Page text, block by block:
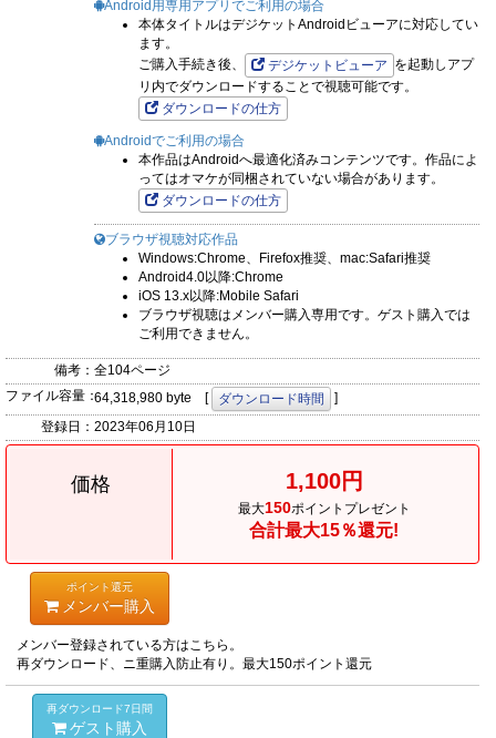
Android用専用アプリでご利用の場合
本体タイトルはデジケットAndroidビューアに対応してい
ます。
ご購入手続き後、
デジケットビューア を起動しアプ
リ内でダウンロードすることで視聴可能です。
ダウンロードの仕方
Androidでご利用の場合
本作品はAndroidへ最適化済みコンテンツです。作品によ
ってはオマケが同梱されていない場合があります。
ダウンロードの仕方
ブラウザ視聴対応作品
Windows:Chrome、Firefox推奨、mac:Safari推奨
Android4.0以降:Chrome
iOS 13.x以降:Mobile Safari
ブラウザ視聴はメンバー購入専用です。ゲスト購入では
ご利用できません。
備考： 全104ページ
ファイル容量：64,318,980 byte [ ダウンロード時間
]
登録日： 2023年06月10日
価格 1,100円
最大150ポイントプレゼント
合計最大15％還元!
ポイント還元
メンバー購入
メンバー登録されている方はこちら。
再ダウンロード、ニ重購入防止有り。最大150ポイント還元
再ダウンロード7日間
ゲスト購入